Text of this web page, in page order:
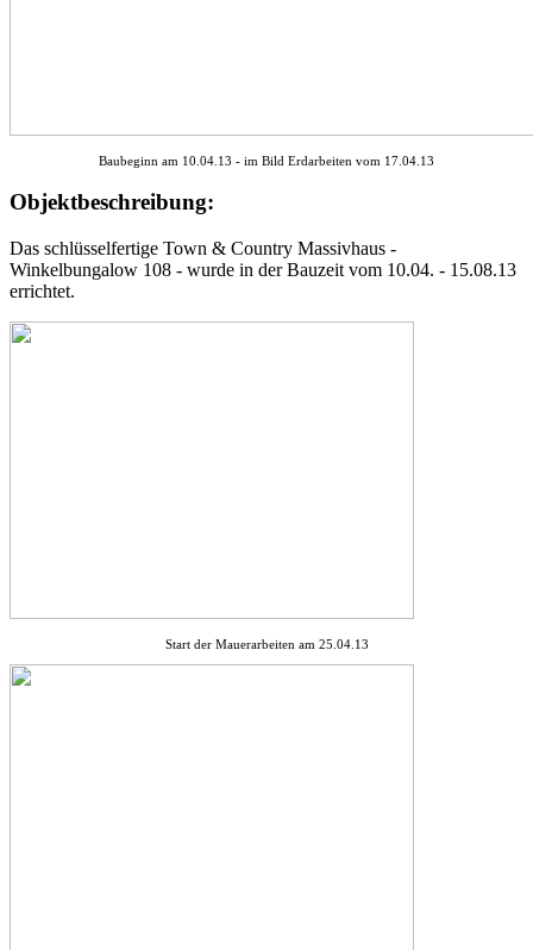
Baubeginn am 10.04.13 - im Bild Erdarbeiten vom 17.04.13
Objektbeschreibung:
Das schlüsselfertige Town & Country Massivhaus -
Winkelbungalow 108 - wurde in der Bauzeit vom 10.04. - 15.08.13
errichtet.
Start der Mauerarbeiten am 25.04.13